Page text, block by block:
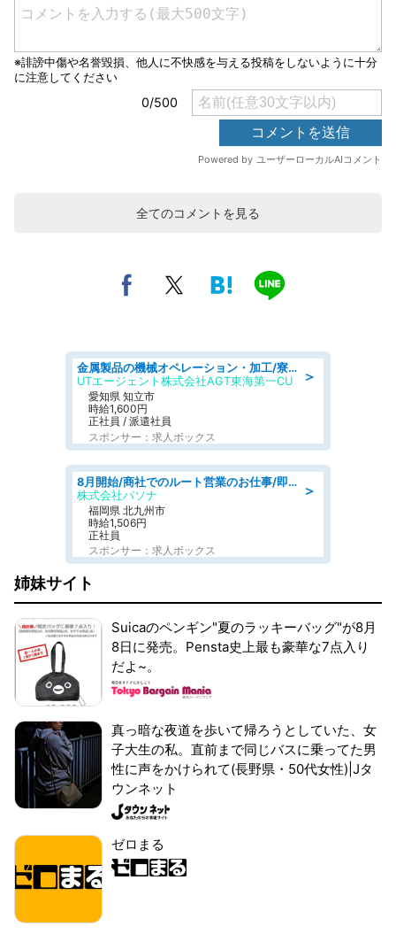
全てのコメントを見る
＞
金属製品の機械オペレーション・加工/寮完備/日払い/工場・製造
UTエージェント株式会社AGT東海第一CU
愛知県 知立市
時給1,600円
正社員 / 派遣社員
スポンサー：求人ボックス
＞
8月開始/商社でのルート営業のお仕事/即日勤務可/車通勤可/営業
株式会社パソナ
福岡県 北九州市
時給1,506円
正社員
スポンサー：求人ボックス
姉妹サイト
Suicaのペンギン"夏のラッキーバッグ"が8月
8日に発売。Pensta史上最も豪華な7点入り
だよ~。
真っ暗な夜道を歩いて帰ろうとしていた、女
子大生の私。直前まで同じバスに乗ってた男
性に声をかけられて(長野県・50代女性)|Jタ
ウンネット
ゼロまる